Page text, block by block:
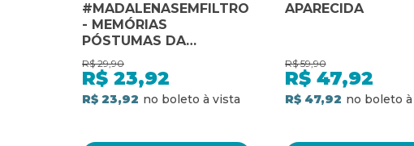
#MADALENASEMFILTRO
- MEMÓRIAS
PÓSTUMAS DA
APÓSTOLA DE JESUS
R$ 29,90
R$ 23,92
R$ 23,92
APARECIDA
R$ 59,90
R$ 47,92
R$ 47,92